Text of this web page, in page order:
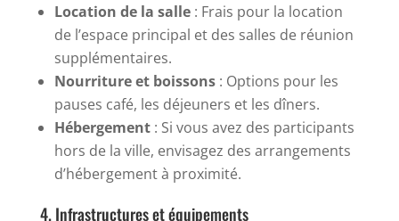
Location de la salle: Frais pour la location
de l’espace principal et des salles de réunion
supplémentaires.
Nourriture et boissons: Options pour les
pauses café, les déjeuners et les dîners.
Hébergement: Si vous avez des participants
hors de la ville, envisagez des arrangements
d’hébergement à proximité.
4. Infrastructures et équipements